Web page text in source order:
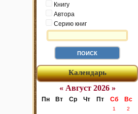
Книгу
Автора
Серию книг
Календарь
« Август 2026 »
Пн Вт Ср Чт Пт Сб Вс
1
2